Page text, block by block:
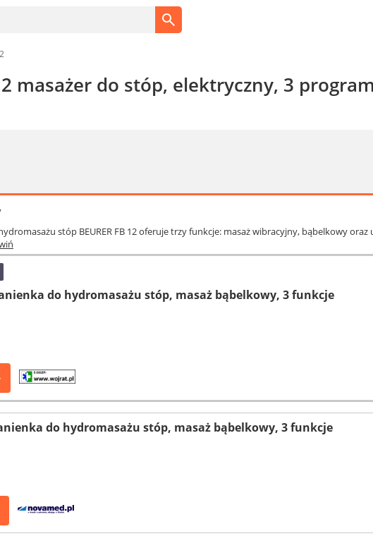
masażer do stóp, elektryczny, 3
stóp BEURER FB 12 oferuje trzy funkcje: masaż wibracyjny, bąbelkowy
do hydromasażu stóp, masaż bąbelkowy, 3 funkcje
do hydromasażu stóp, masaż bąbelkowy, 3 funkcje